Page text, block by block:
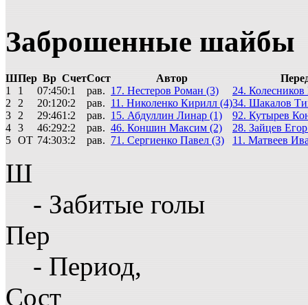
Заброшенные шайбы
ШПер Вр СчетСост Автор
1
1 07:450:1 рав. 17. Нестеров Роман (3)
24.
2
2 20:120:2 рав. 11. Николенко Кирилл (4)34. Шакалов
3
2 29:461:2 рав. 15. Абдуллин Линар (1)
92. Кутырев
4 3 46:292:2 рав. 46. Коншин Максим (2)
28. Зайцев
5 ОТ 74:303:2 рав. 71. Сергиенко Павел (3) 11. Матвеев
Ш
- Забитые голы
Пер
- Период,
Сост